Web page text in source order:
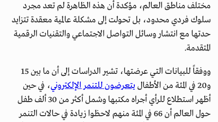
مختلف مناطق العالم، مؤكدة أن هذه الظاهرة لم تعد مجرد
سلوك فردي محدود، بل تحولت إلى مشكلة عالمية معقدة تتزايد
حدتها مع انتشار وسائل التواصل الاجتماعي والتقنيات الرقمية
المتقدمة.
ووفقاً للبيانات التي عرضتها، تشير الدراسات إلى أن ما بين 15
و20 في المئة من الأطفال
يتعرضون للتنمر الإلكتروني، في حين
أظهر استطلاع للرأي أجراه مكتبها وشمل أكثر من 30 ألف طفل
حول العالم أن 66 في المئة منهم لاحظوا زيادة في حالات التنمر